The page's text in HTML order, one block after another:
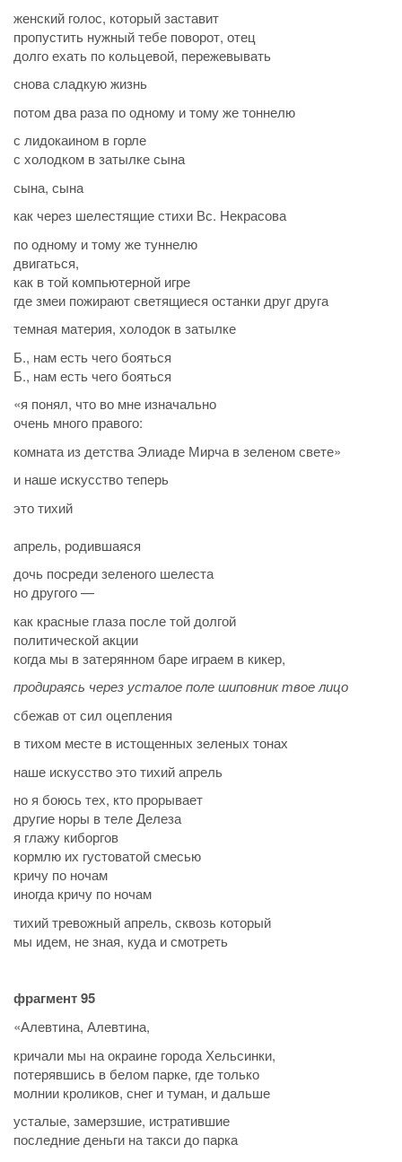
женский голос, который заставит
пропустить нужный тебе поворот, отец
долго ехать по кольцевой, пережевывать
снова сладкую жизнь
потом два раза по одному и тому же тоннелю
с лидокаином в горле
с холодком в затылке сына
сына, сына
как через шелестящие стихи Вс. Некрасова
по одному и тому же туннелю
двигаться,
как в той компьютерной игре
где змеи пожирают светящиеся останки друг друга
темная материя, холодок в затылке
Б., нам есть чего бояться
Б., нам есть чего бояться
«я понял, что во мне изначально
очень много правого:
комната из детства Элиаде Мирча в зеленом свете»
и наше искусство теперь
это тихий
апрель, родившаяся
дочь посреди зеленого шелеста
но другого —
как красные глаза после той долгой
политической акции
когда мы в затерянном баре играем в кикер,
продираясь через усталое поле шиповник твое лицо
сбежав от сил оцепления
в тихом месте в истощенных зеленых тонах
наше искусство это тихий апрель
но я боюсь тех, кто прорывает
другие норы в теле Делеза
я глажу киборгов
кормлю их густоватой смесью
кричу по ночам
иногда кричу по ночам
тихий тревожный апрель, сквозь который
мы идем, не зная, куда и смотреть
фрагмент 95
«Алевтина, Алевтина,
кричали мы на окраине города Хельсинки,
потерявшись в белом парке, где только
молнии кроликов, снег и туман, и дальше
усталые, замерзшие, истратившие
последние деньги на такси до парка